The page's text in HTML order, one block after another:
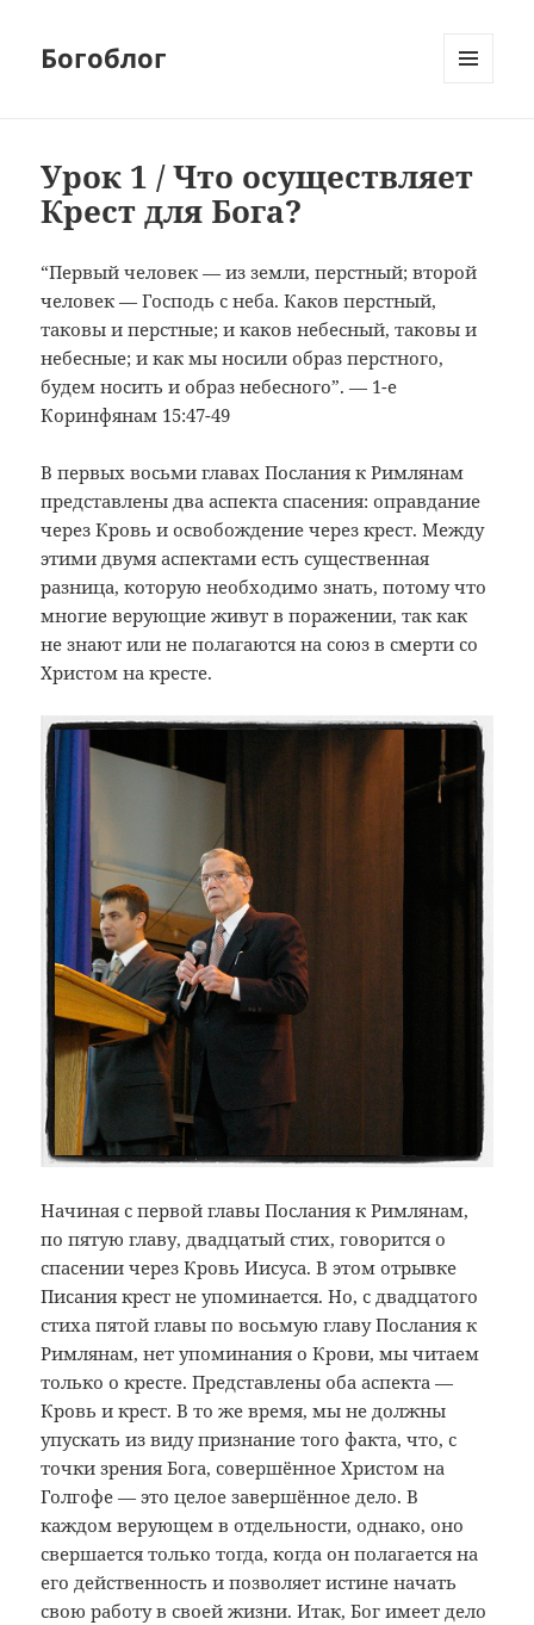
Богоблог
Урок 1 / Что осуществляет
Крест для Бога?
“Первый человек — из земли, перстный; второй
человек — Господь с неба. Каков перстный,
таковы и перстные; и каков небесный, таковы и
небесные; и как мы носили образ перстного,
будем носить и образ небесного”. — 1-е
Коринфянам 15:47-49
В первых восьми главах Послания к Римлянам
представлены два аспекта спасения: оправдание
через Кровь и освобождение через крест. Между
этими двумя аспектами есть существенная
разница, которую необходимо знать, потому что
многие верующие живут в поражении, так как
не знают или не полагаются на союз в смерти со
Христом на кресте.
Начиная с первой главы Послания к Римлянам,
по пятую главу, двадцатый стих, говорится о
спасении через Кровь Иисуса. В этом отрывке
Писания крест не упоминается. Но, с двадцатого
стиха пятой главы по восьмую главу Послания к
Римлянам, нет упоминания о Крови, мы читаем
только о кресте. Представлены оба аспекта —
Кровь и крест. В то же время, мы не должны
упускать из виду признание того факта, что, с
точки зрения Бога, совершённое Христом на
Голгофе — это целое завершённое дело. В
каждом верующем в отдельности, однако, оно
свершается только тогда, когда он полагается на
его действенность и позволяет истине начать
свою работу в своей жизни. Итак, Бог имеет дело